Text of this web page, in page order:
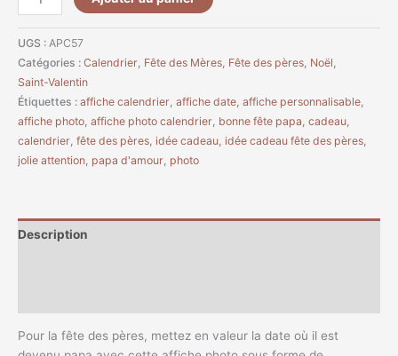
UGS : APC57
Catégories : Calendrier Fête des Mères Fête des pères Noël
Saint-Valentin
Étiquettes : affiche calendrier affiche date affiche personnalisable
affiche photo affiche photo calendrier bonne fête papa cadeau
calendrier fête des pères idée cadeau idée cadeau fête des pères
jolie attention papa d'amour photo
Description
Pour la fête des pères, mettez en valeur la date où il est